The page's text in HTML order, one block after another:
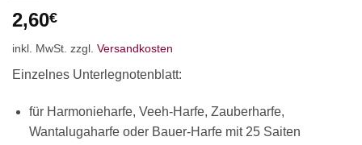
2,60€
inkl. MwSt. zzgl. Versandkosten
Einzelnes Unterlegnotenblatt:
für Harmonieharfe, Veeh-Harfe, Zauberharfe,
Wantalugaharfe oder Bauer-Harfe mit 25 Saiten